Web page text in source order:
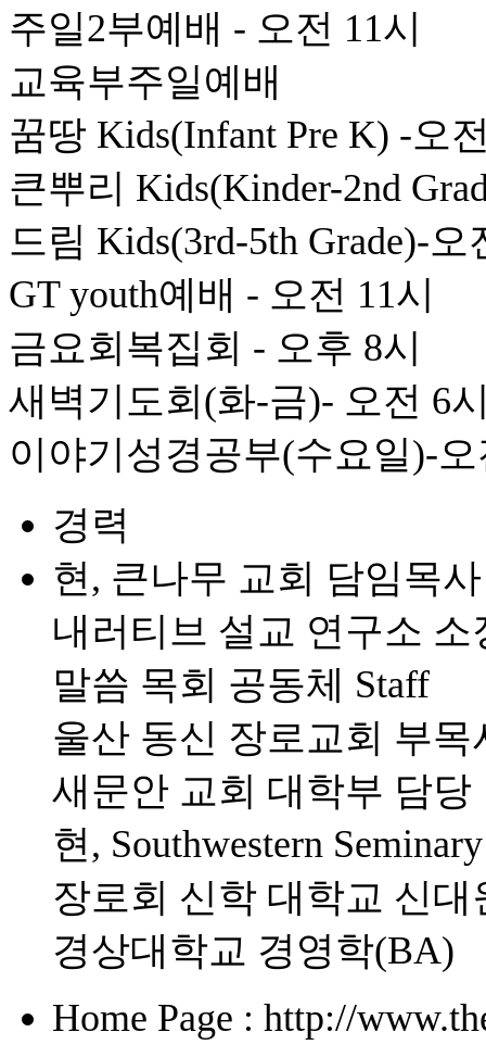
주일2부예배 - 오전 11시
교육부주일예배
꿈땅 Kids(Infant Pre K) -오
큰뿌리 Kids(Kinder-2nd
드림 Kids(3rd-5th Grade)-오
GT youth예배 - 오전 11시
금요회복집회 - 오후 8시
새벽기도회(화-금)- 오전 6
이야기성경공부(수요일)-
경력
현, 큰나무 교회 담임목사
내러티브 설교 연구소 소
말씀 목회 공동체 Staff
울산 동신 장로교회 부목
새문안 교회 대학부 담당
현, Southwestern
장로회 신학 대학교 신
경상대학교 경영학(BA)
Home Page : http://